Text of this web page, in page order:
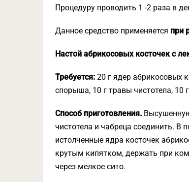
Процедуру проводить 1 -2 раза в
Данное средство применяется при
Настой абрикосовых косточек с
Требуется: 20 г ядер абрикосовых
спорыша, 10 г травы чистотела, 10
Способ приготовления.
чистотела и чабреца соединить. В
истолченные ядра косточек
крутым кипятком, держать при
через мелкое сито.